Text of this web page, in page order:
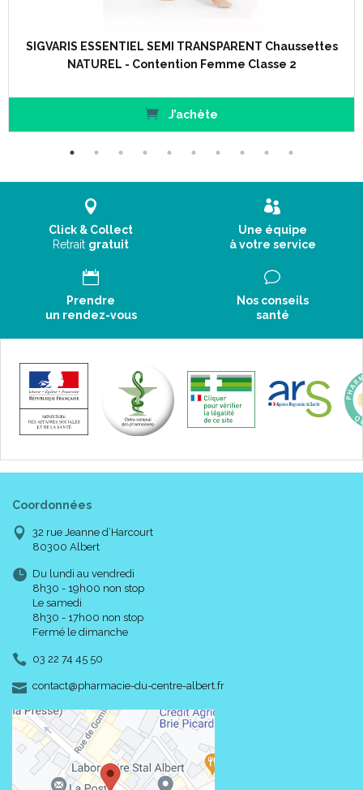
SIGVARIS ESSENTIEL SEMI TRANSPARENT Chaussettes
NATUREL - Contention Femme Classe 2
J’achète
Click & Collect
Retrait gratuit
Une équipe
à votre service
Prendre
un rendez-vous
Nos conseils
santé
Coordonnées
32 rue Jeanne d’Harcourt
80300 Albert
Du lundi au vendredi
8h30 - 19h00 non stop
Le samedi
8h30 - 17h00 non stop
Fermé le dimanche
03 22 74 45 50
contact-
@-
pharmacie-du-centre-albert.fr